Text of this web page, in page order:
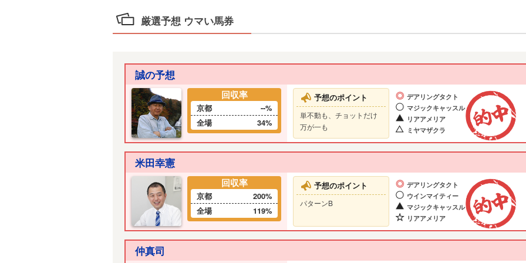
厳選予想 ウマい馬券
誠の予想
回収率
京都
--%
全場
34%
予想のポイント
単不動も、チョットだけ
万が一も
デアリングタクト
マジックキャッスル
リアアメリア
ミヤマザクラ
米田幸憲
回収率
京都
200%
全場
119%
予想のポイント
パターンB
デアリングタクト
ウインマイティー
マジックキャッスル
リアアメリア
仲真司